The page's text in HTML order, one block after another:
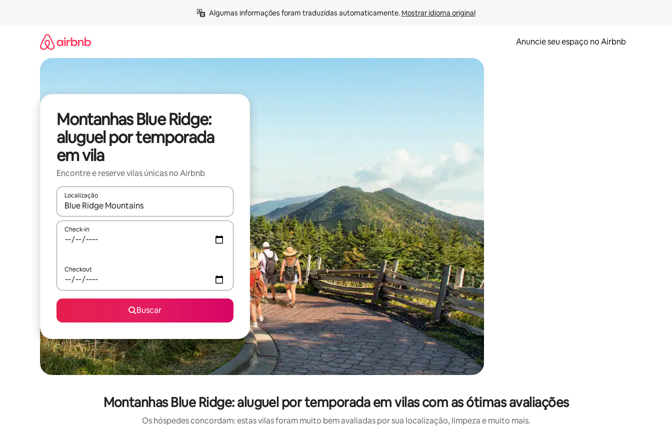
Algumas informações foram traduzidas automaticamente. Mostrar idioma original
Anuncie seu espaço no Airbnb
Montanhas Blue Ridge:
aluguel por temporada
em vila
Encontre e reserve vilas únicas no Airbnb
Localização
Quando os resultados estiverem disponíveis, explore-os usando as seta para cima e para baixo do teclado ou tocando e deslizando o dedo na tela.
Check-in
Checkout
Buscar
Montanhas Blue Ridge: aluguel por temporada em vilas com as ótimas avaliações
Os hóspedes concordam: estas vilas foram muito bem avaliadas por sua localização, limpeza e muito mais.